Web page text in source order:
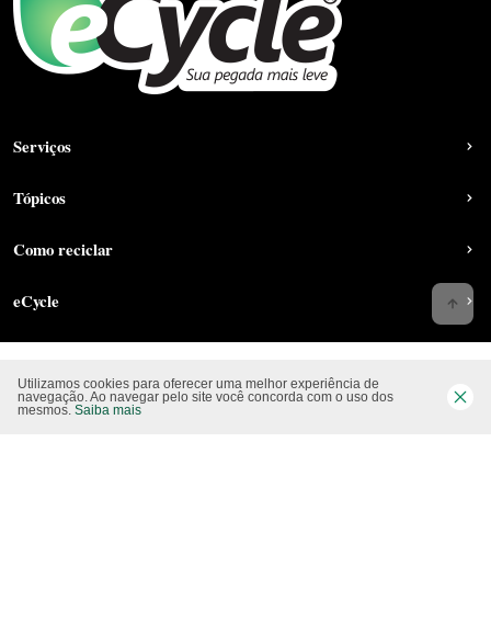
Serviços
Tópicos
Como reciclar
eCycle
Siga-nos nas rede sociais
Utilizamos cookies para oferecer uma melhor experiência de
navegação. Ao navegar pelo site você concorda com o uso dos
mesmos. Saiba mais